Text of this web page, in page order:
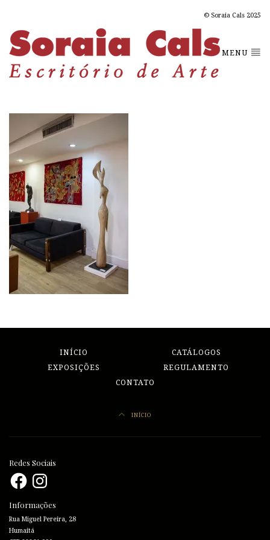
© Soraia Cals 2025
MENU
INÍCIO
CATÁLOGOS
EXPOSIÇÕES
REGULAMENTO
CONTATO
INÍCIO
Redes Sociais
FacebookInstagram
Informações
Rua Miguel Pereira, 28
Humaitá